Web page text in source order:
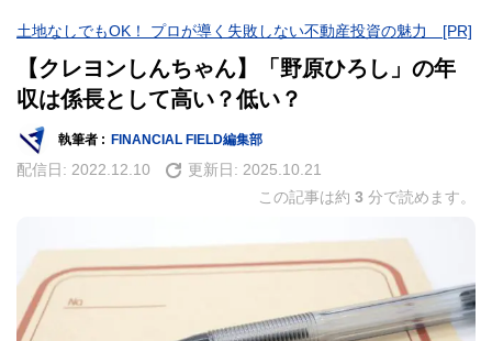
土地なしでもOK！ プロが導く失敗しない不動産投資の魅力 [PR]
【クレヨンしんちゃん】「野原ひろし」の年
収は係長として高い？低い？
執筆者 : FINANCIAL FIELD編集部
配信日: 2022.12.10 更新日: 2025.10.21
この記事は約 3 分で読めます。